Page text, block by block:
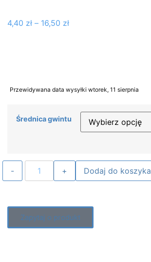
4,40 zł – 16,50 zł
Przewidywana data wysyłki wtorek, 11 sierpnia
Średnica gwintu
Dodaj do koszyka
Zapytaj o produkt